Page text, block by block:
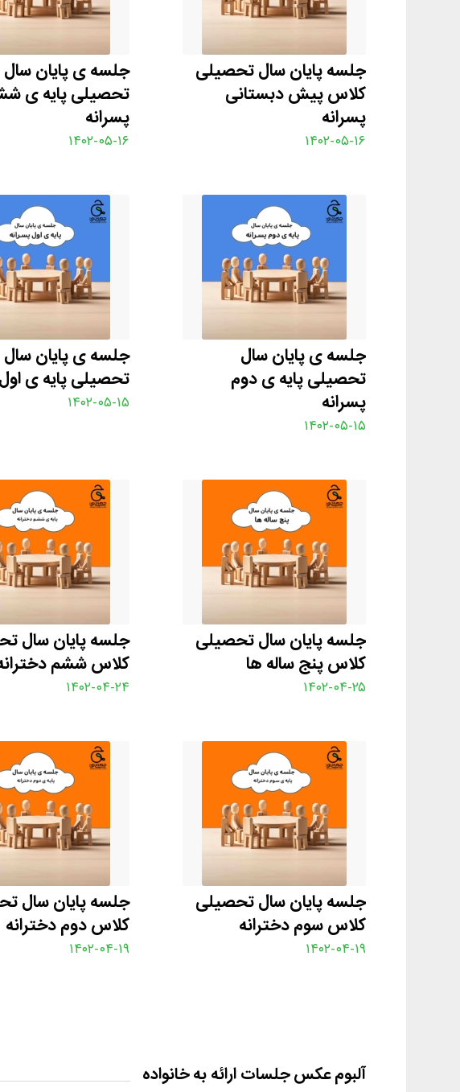
جلسه پایان سال تحصیلی
کلاس پیش دبستانی
پسرانه
۱۴۰۲-۰۵-۱۶
جلسه ی پایان سال
تحصیلی پایه ی
پسرانه
۱۴۰۲-۰۵-۱۶
جلسه ی پایان سال
تحصیلی پایه ی دوم
پسرانه
۱۴۰۲-۰۵-۱۵
جلسه ی پایان سال
تحصیلی پایه ی
۱۴۰۲-۰۵-۱۵
جلسه پایان سال تحصیلی
کلاس پنج ساله ها
۱۴۰۲-۰۴-۲۵
جلسه پایان سال
کلاس ششم
۱۴۰۲-۰۴-۲۴
جلسه پایان سال تحصیلی
کلاس سوم دخترانه
۱۴۰۲-۰۴-۱۹
جلسه پایان سال
کلاس دوم دخترانه
۱۴۰۲-۰۴-۱۹
آلبوم عکس جلسات ارائه به خانواده